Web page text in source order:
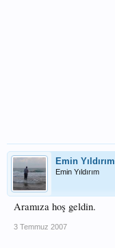
Emin Yıldırım
Emin Yıldırım
Aramıza hoş geldin.
3 Temmuz 2007